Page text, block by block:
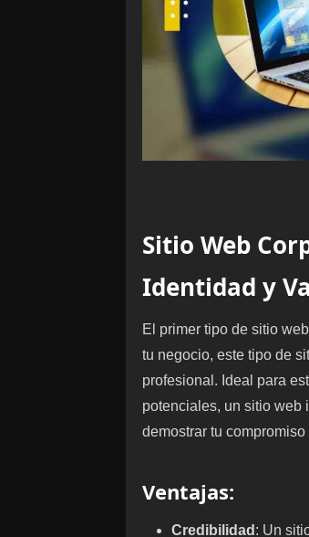
Sitio Web
Identidad y
El primer tipo de sitio
tu negocio, este tipo de
profesional. Ideal para
potenciales, un sitio web
demostrar tu
Ventajas:
Credibilidad : Un